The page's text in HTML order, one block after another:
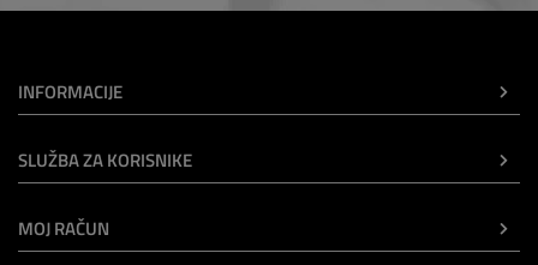
INFORMACIJE
SLUŽBA ZA KORISNIKE
MOJ RAČUN